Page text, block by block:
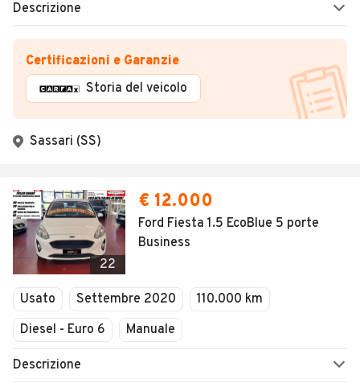
Descrizione
Certificazioni e Garanzie
Storia del veicolo
Sassari (SS)
22
€ 12.000
Ford Fiesta 1.5 EcoBlue 5 porte
Business
Usato Settembre 2020
110.000 km
Diesel - Euro 6
Manuale
Descrizione